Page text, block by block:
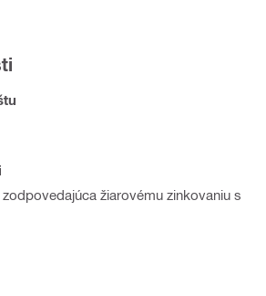
žiarovému zinkovaniu s